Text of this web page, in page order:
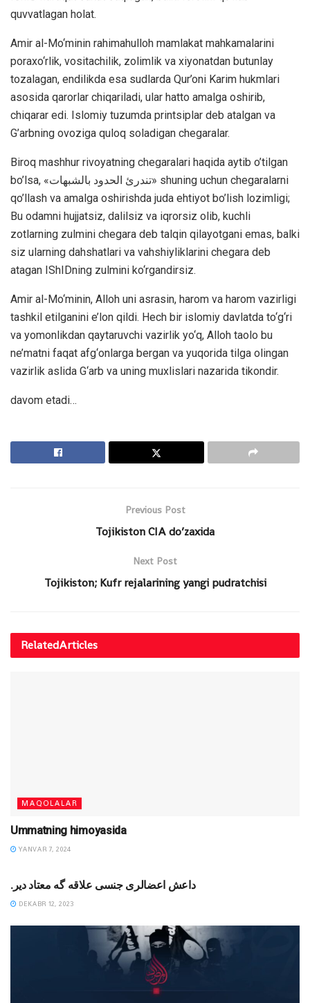
quvvatlagan holat.
Amir al-Mo‘minin rahimahulloh mamlakat mahkamalarini
poraxo‘rlik, vositachilik, zolimlik va xiyonatdan butunlay
tozalagan, endilikda esa sudlarda Qur’oni Karim hukmlari
asosida qarorlar chiqariladi, ular hatto amalga oshirib,
chiqarar edi. Islomiy tuzumda printsiplar deb atalgan va
G’arbning ovoziga quloq soladigan chegaralar.
Biroq mashhur rivoyatning chegaralari haqida aytib o’tilgan
bo’lsa, «تندرئ الحدود بالشبهات» shuning uchun chegaralarni
qo’llash va amalga oshirishda juda ehtiyot bo’lish lozimligi;
Bu odamni hujjatsiz, dalilsiz va iqrorsiz olib, kuchli
zotlarning zulmini chegara deb talqin qilayotgani emas, balki
siz ularning dahshatlari va vahshiyliklarini chegara deb
atagan IShIDning zulmini ko‘rgandirsiz.
Amir al-Mo‘minin, Alloh uni asrasin, harom va harom vazirligi
tashkil etilganini e’lon qildi. Hech bir islomiy davlatda to‘g‘ri
va yomonlikdan qaytaruvchi vazirlik yo‘q, Alloh taolo bu
ne’matni faqat afg‘onlarga bergan va yuqorida tilga olingan
vazirlik aslida G‘arb va uning muxlislari nazarida tikondir.
davom etadi…
Previous Post
Tojikiston CIA do’zaxida
Next Post
Tojikiston; Kufr rejalarining yangi pudratchisi
RelatedArticles
MAQOLALAR
Ummatning himoyasida
YANVAR 7, 2024
.داعش اعضالری جنسی علاقه گه معتاد دیر
DEKABR 12, 2023